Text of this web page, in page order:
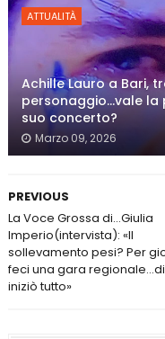
ATTUALITÀ
Achille Lauro a Bari,
personaggio…vale la
suo concerto?
Marzo 09, 2026
PREVIOUS
La Voce Grossa di…Giulia
Imperio(intervista): «Il
sollevamento pesi? Per
feci una gara
iniziò tutto»